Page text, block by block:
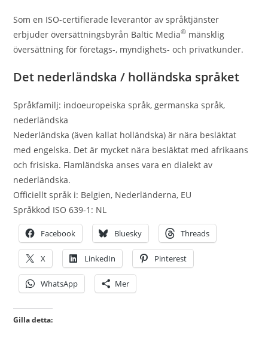
Som en ISO-certifierade leverantör av språktjänster
erbjuder översättningsbyrån Baltic Media® mänsklig
översättning för företags-, myndighets- och privatkunder.
Det nederländska / holländska språket
Språkfamilj: indoeuropeiska språk, germanska språk,
nederländska
Nederländska (även kallat holländska) är nära besläktat
med engelska. Det är mycket nära besläktat med afrikaans
och frisiska. Flamländska anses vara en dialekt av
nederländska.
Officiellt språk i: Belgien, Nederländerna, EU
Språkkod ISO 639-1: NL
Facebook Bluesky Threads
X LinkedIn Pinterest
WhatsApp Mer
Gilla detta: